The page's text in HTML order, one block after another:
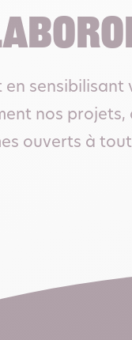
en
nos projets,
ouverts à